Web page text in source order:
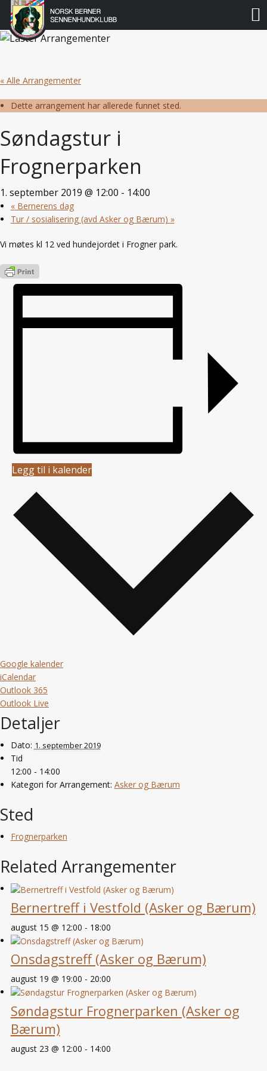
Gå
Norsk
Berner
« Alle Arrangementer
Dette arrangement har allerede funnet sted.
Søndagstur i
Frognerparken
1. september 2019 @ 12:00 - 14:00
«Bernerens dag
Tur / sosialisering (avd Asker og Bærum) »
Vi møtes kl 12 ved hundejordet i Frogner park.
Legg til i kalender
Google kalender
iCalendar
Outlook 365
Outlook Live
Detaljer
Dato: 1. september 2019
Tid
12:00 - 14:00
Kategori for Arrangement: Asker og Bærum
Sted
Frognerparken
Related Arrangementer
Bernertreff i Vestfold (Asker og Bærum)
august 15 @ 12:00 - 18:00
Onsdagstreff (Asker og Bærum)
august 19 @ 19:00 - 20:00
Søndagstur Frognerparken (Asker og
Bærum)
august 23 @ 12:00 - 14:00